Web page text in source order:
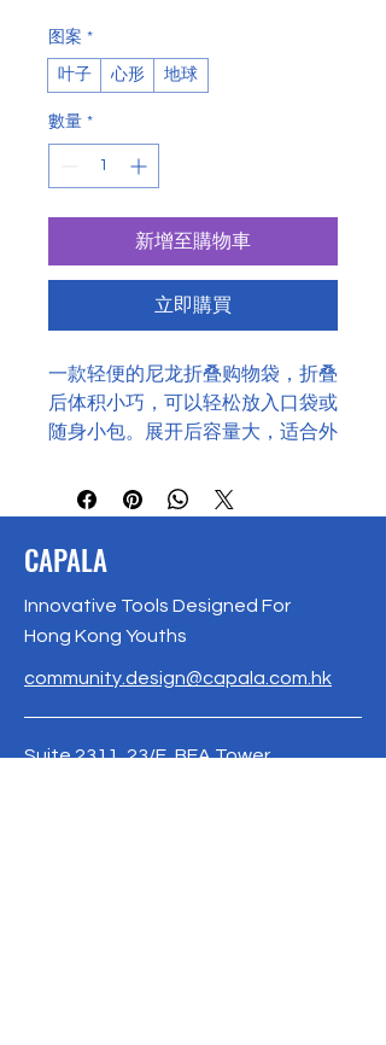
图案 *
叶子 心形 地球
數量 *
新增至購物車
立即購買
一款轻便的尼龙折叠购物袋，折叠
后体积小巧，可以轻松放入口袋或
随身小包。展开后容量大，适合外
鼓励可持续生活的小巧图标。
CAPALA
Innovative Tools Designed For
Hong Kong Youths
community.design@capala.com.hk
Suite 2311, 23/F, BEA Tower,